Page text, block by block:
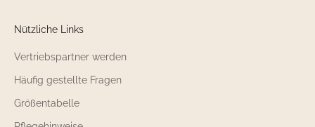
Nützliche Links
Vertriebspartner werden
Häufig gestellte Fragen
Größentabelle